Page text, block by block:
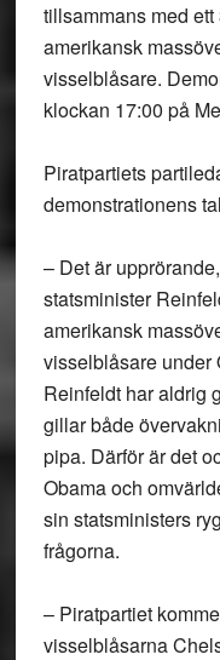
tillsammans med
amerikansk
visselblåsare.
klockan 17:00 på
Piratpartiets
demonstrationens
– Det är
statsminister
amerikansk
visselblåsare under
Reinfeldt har aldrig
gillar både
pipa. Därför är det
Obama och
sin statsministers
frågorna.
– Piratpartiet
visselblåsarna